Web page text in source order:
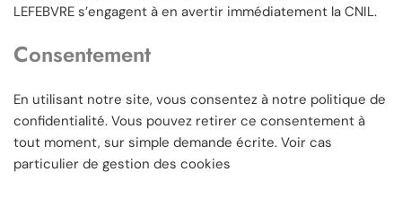
LEFEBVRE s’engagent à en avertir immédiatement la CNIL.
Consentement
En utilisant notre site, vous consentez à notre politique de
confidentialité. Vous pouvez retirer ce consentement à
tout moment, sur simple demande écrite. Voir cas
particulier de gestion des cookies